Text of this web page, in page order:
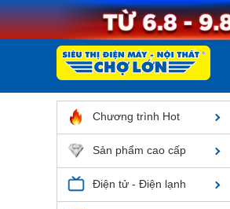
Chương trình Hot
Sản phẩm cao cấp
Điện tử - Điện lạnh